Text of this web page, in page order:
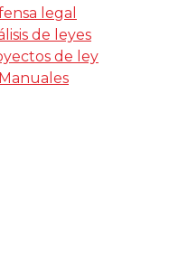
legal
de leyes
de ley